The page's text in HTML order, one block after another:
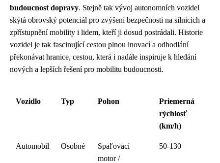
budoucnost dopravy. Stejně tak vývoj autonomních vozidel
skýtá obrovský potenciál pro zvýšení bezpečnosti na silnicích a
zpřístupnění mobility i lidem, kteří ji dosud postrádali. Historie
vozidel je tak fascinující cestou plnou inovací a odhodlání
překonávat hranice, cestou, která i nadále inspiruje k hledání
nových a lepších řešení pro mobilitu budoucnosti.
Vozidlo Typ Pohon
Priemerná
rýchlosť
(km/h)
Automobil Osobné
Spaľovací
motor /
50-130